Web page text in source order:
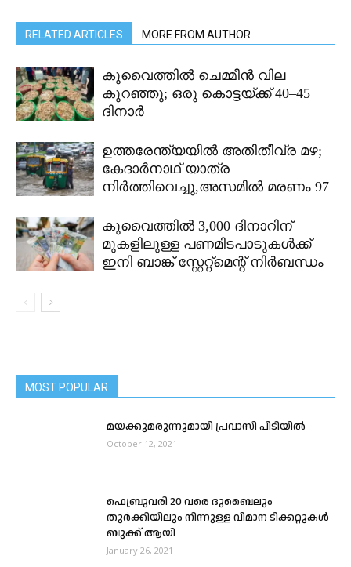
RELATED ARTICLES MORE FROM AUTHOR
കുവൈത്തിൽ ചെമ്മീൻ വില
കുറഞ്ഞു; ഒരു കൊട്ടയ്ക്ക് 40–45
ദിനാർ
ഉത്തരേന്ത്യയിൽ അതിതീവ്ര മഴ;
കേദാർനാഥ് യാത്ര
നിർത്തിവെച്ചു,അസമിൽ മരണം 97
കുവൈത്തിൽ 3,000 ദിനാറിന്
മുകളിലുള്ള പണമിടപാടുകൾക്ക്
ഇനി ബാങ്ക് സ്റ്റേറ്റ്മെന്റ് നിർബന്ധം
MOST POPULAR
മയക്കുമരുന്നുമായി പ്രവാസി പിടിയിൽ
October 12, 2021
ഫെബ്രുവരി 20 വരെ ദുബൈലും
തുർക്കിയിലും നിന്നുള്ള വിമാന ടിക്കറ്റുകൾ
ബുക്ക് ആയി
January 26, 2021